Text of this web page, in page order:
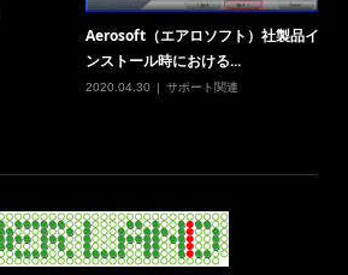
Aerosoft（エアロソフト）社製品イ
ンストール時における...
2020.04.30 サポート関連